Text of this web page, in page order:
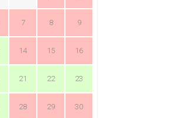
7 8 9
14 15 16
21 22 23
28 29 30